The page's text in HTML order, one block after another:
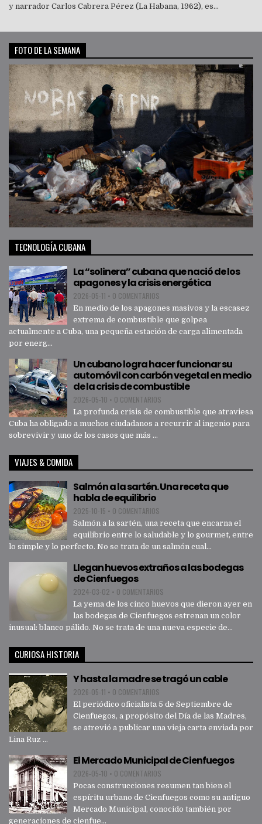
y narrador Carlos Cabrera Pérez (La Habana, 1962), es...
FOTO DE LA SEMANA
TECNOLOGÍA CUBANA
La “solinera” cubana que nació de los
apagones y la crisis energética
2026-05-11 • 0 COMENTARIOS
En medio de los apagones masivos y la escasez
extrema de combustible que golpea
actualmente a Cuba, una pequeña estación de carga alimentada
por energ...
Un cubano logra hacer funcionar su
automóvil con carbón vegetal en medio
de la crisis de combustible
2026-05-10 • 0 COMENTARIOS
La profunda crisis de combustible que atraviesa
Cuba ha obligado a muchos ciudadanos a recurrir al ingenio para
sobrevivir y uno de los casos que más ...
VIAJES & COMIDA
Salmón a la sartén. Una receta que
habla de equilibrio
2025-10-15 • 0 COMENTARIOS
Salmón a la sartén, una receta que encarna el
equilibrio entre lo saludable y lo gourmet, entre
lo simple y lo perfecto. No se trata de un salmón cual...
Llegan huevos extraños a las bodegas
de Cienfuegos
2024-03-02 • 0 COMENTARIOS
La yema de los cinco huevos que dieron ayer en
las bodegas de Cienfuegos estrenan un color
inusual: blanco pálido. No se trata de una nueva especie de...
CURIOSA HISTORIA
Y hasta la madre se tragó un cable
2026-05-11 • 0 COMENTARIOS
El periódico oficialista 5 de Septiembre de
Cienfuegos, a propósito del Día de las Madres,
se atrevió a publicar una vieja carta enviada por
Lina Ruz ...
El Mercado Municipal de Cienfuegos
2026-05-10 • 0 COMENTARIOS
Pocas construcciones resumen tan bien el
espíritu urbano de Cienfuegos como su antiguo
Mercado Municipal, conocido también por
generaciones de cienfue...